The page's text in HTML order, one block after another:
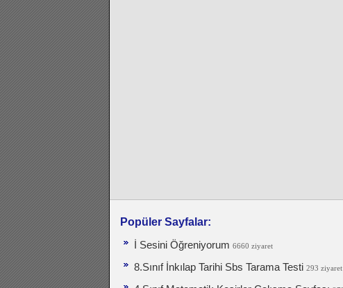
Popüler Sayfalar:
İ Sesini Öğreniyorum 6660 ziyaret
8.Sınıf İnkılap Tarihi Sbs Tarama Testi 293 ziyaret